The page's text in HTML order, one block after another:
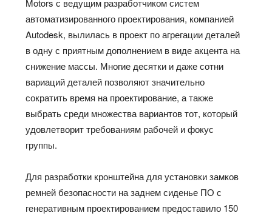
Motors с ведущим разработчиком систем
автоматизированного проектирования, компанией
Autodesk, вылилась в проект по агрегации деталей
в одну с приятным дополнением в виде акцента на
снижение массы. Многие десятки и даже сотни
вариаций деталей позволяют значительно
сократить время на проектирование, а также
выбрать среди множества вариантов тот, который
удовлетворит требованиям рабочей и фокус
группы.
Для разработки кронштейна для установки замков
ремней безопасности на заднем сиденье ПО с
генеративным проектированием предоставило 150